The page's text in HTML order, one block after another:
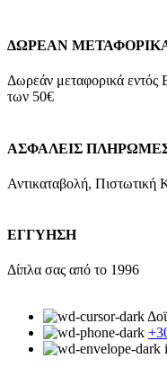
ΔΩΡΕΑΝ
Δωρεάν μεταφορικά εντός
των 50€
ΑΣΦΑΛΕΙΣ
Αντικαταβολή, Πιστωτική
ΕΓΓΥΗΣΗ
Δίπλα σας από το 1996